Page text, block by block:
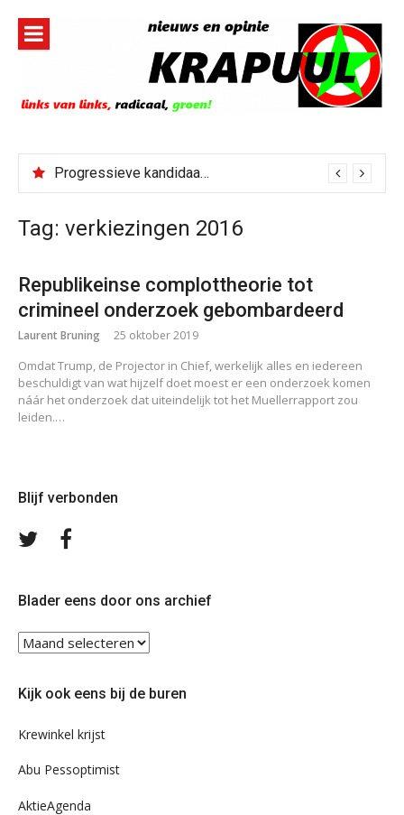
inhoud
Progressieve kandidaat El-Sayed senaatskandidaat Michigan
Tag: verkiezingen 2016
Republikeinse complottheorie tot
crimineel onderzoek gebombardeerd
Laurent Bruning 25 oktober 2019
Omdat Trump, de Projector in Chief, werkelijk alles en iedereen
beschuldigt van wat hijzelf doet moest er een onderzoek komen
náár het onderzoek dat uiteindelijk tot het Muellerrapport zou
leiden.…
Blijf verbonden
Volg
Blader eens door ons archief
Blader
ons
Kijk ook eens bij de buren
Krewinkel krijst
Abu Pessoptimist
AktieAgenda